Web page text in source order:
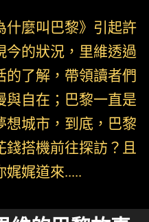
什麼叫巴黎》引起許
今的狀況，里維透過
的了解，帶領讀者們
與自在；巴黎一直是
想城市，到底，巴黎
搭機前往探訪？且
娓道來.....